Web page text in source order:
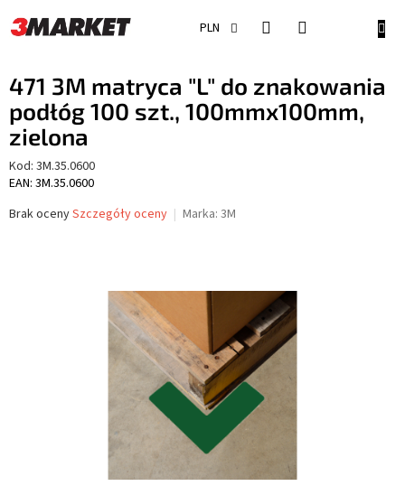
do
treści
PLN
471 3M matryca "L" do znakowania
podłóg 100 szt., 100mmx100mm,
zielona
Kod: 3M.35.0600
EAN: 3M.35.0600
Średnia
Brak ocenySzczegóły oceny Marka: 3M